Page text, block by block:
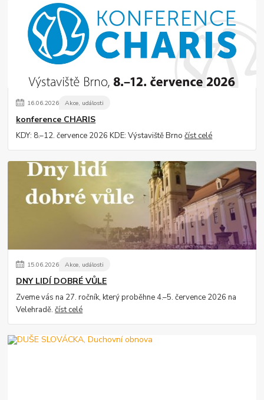
16.06.2026 Akce, události
konference CHARIS
KDY: 8.–12. července 2026 KDE: Výstaviště Brnočíst celé
15.06.2026 Akce, události
DNY LIDÍ DOBRÉ VŮLE
Zveme vás na 27. ročník, který proběhne 4.–5. července 2026 na
Velehradě.číst celé